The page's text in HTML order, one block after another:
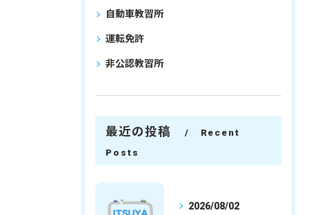
自動車教習所
運転免許
非公認教習所
最近の投稿
Recent
Posts
2026/08/02